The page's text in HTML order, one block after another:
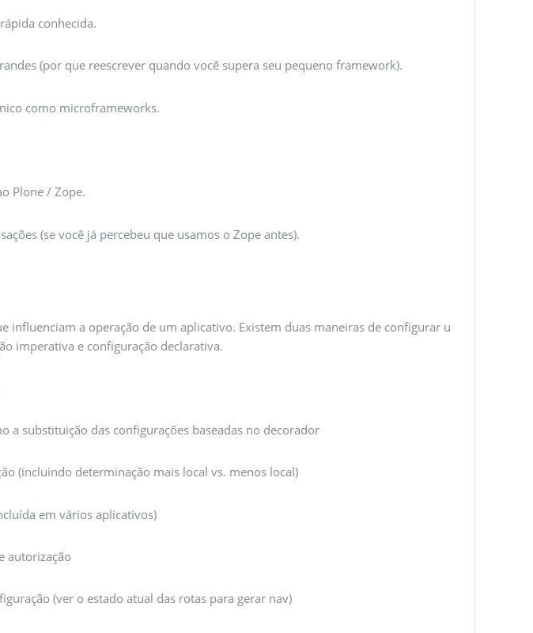
conhecida.
(por que reescrever quando você supera seu pequeno framework).
como microframeworks.
Plone / Zope.
(se você já percebeu que usamos o Zope antes).
influenciam a operação de um aplicativo. Existem duas maneiras de configurar u
imperativa e configuração declarativa.
a substituição das configurações baseadas no decorador
(incluindo determinação mais local vs. menos local)
em vários aplicativos)
autorização
(ver o estado atual das rotas para gerar nav)